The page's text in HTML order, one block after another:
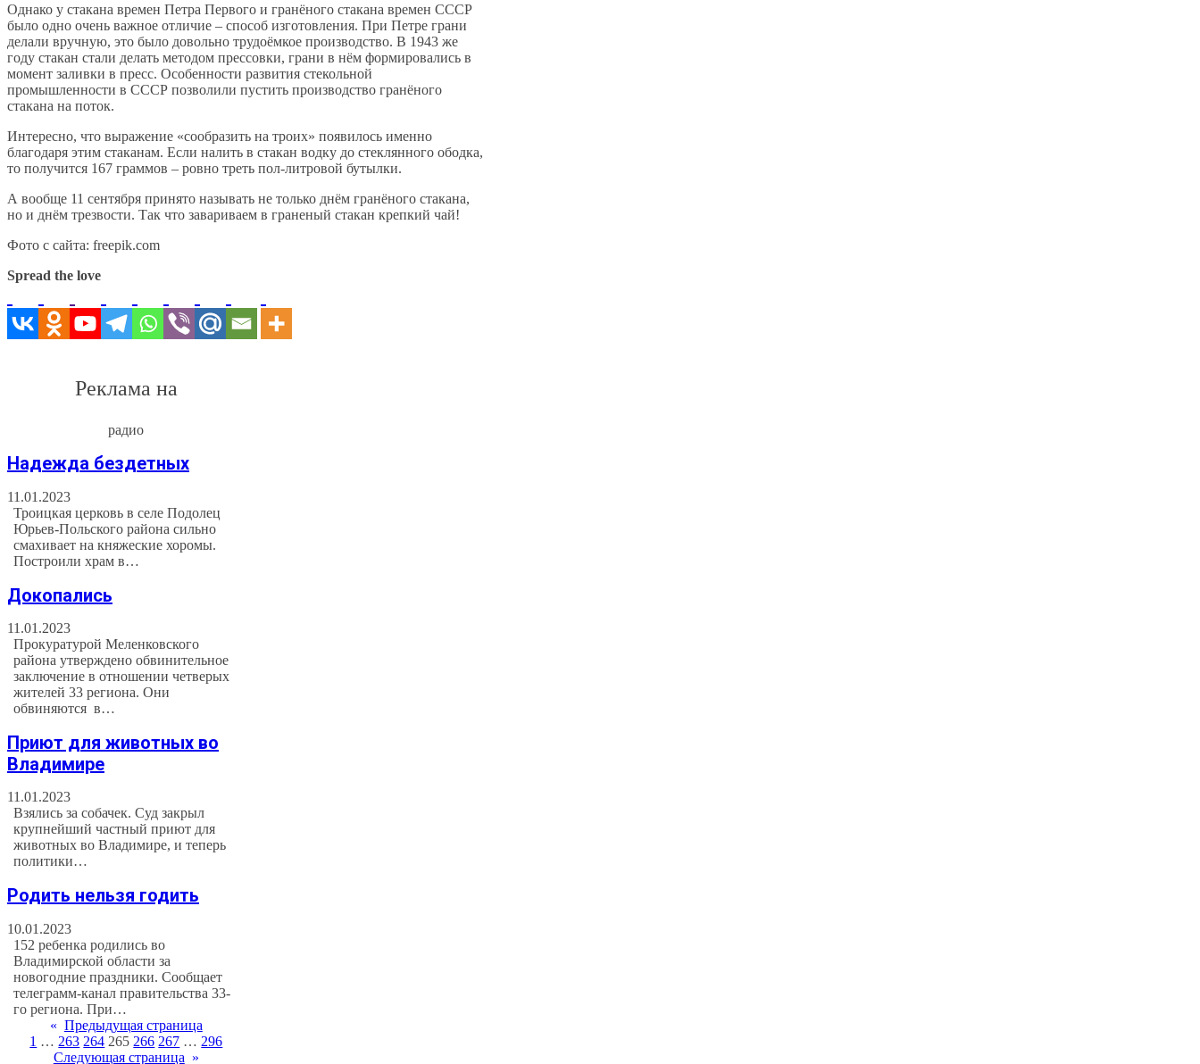
Однако у стакана времен Петра Первого и гранёного стакана времен СССР
было одно очень важное отличие – способ изготовления. При Петре грани
делали вручную, это было довольно трудоёмкое производство. В 1943 же
году стакан стали делать методом прессовки, грани в нём формировались в
момент заливки в пресс. Особенности развития стекольной
промышленности в СССР позволили пустить производство гранёного
стакана на поток.
Интересно, что выражение «сообразить на троих» появилось именно
благодаря этим стаканам. Если налить в стакан водку до стеклянного ободка,
то получится 167 граммов – ровно треть пол-литровой бутылки.
А вообще 11 сентября принято называть не только днём гранёного стакана,
но и днём трезвости. Так что завариваем в граненый стакан крепкий чай!
Фото с сайта: freepik.com
Spread the love
Реклама на
радио
Надежда бездетных
11.01.2023
Троицкая церковь в селе Подолец
Юрьев-Польского района сильно
смахивает на княжеские хоромы.
Построили храм в…
Докопались
11.01.2023
Прокуратурой Меленковского
района утверждено обвинительное
заключение в отношении четверых
жителей 33 региона. Они
обвиняются в…
Приют для животных во
Владимире
11.01.2023
Взялись за собачек. Суд закрыл
крупнейший частный приют для
животных во Владимире, и теперь
политики…
Родить нельзя годить
10.01.2023
152 ребенка родились во
Владимирской области за
новогодние праздники. Сообщает
телеграмм-канал правительства 33-
го региона. При…
« Предыдущая страница
1 … 263 264 265 266 267 … 296
Следующая страница »